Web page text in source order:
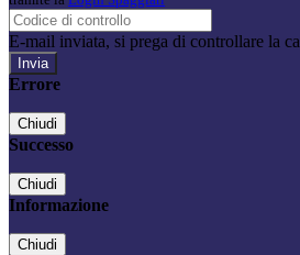
E-mail inviata, si prega di controllare la
Errore
Chiudi
Successo
Chiudi
Informazione
Chiudi